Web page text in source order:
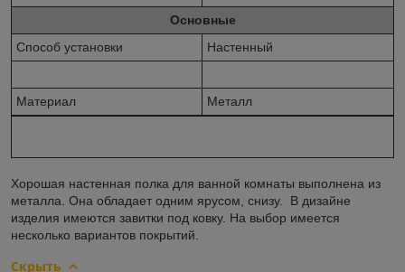
Основные
Способ установки
Настенный
Материал Металл
Хорошая настенная полка для ванной комнаты выполнена из
металла. Она обладает одним ярусом, снизу. В дизайне
изделия имеются завитки под ковку. На выбор имеется
несколько вариантов покрытий.
Скрыть